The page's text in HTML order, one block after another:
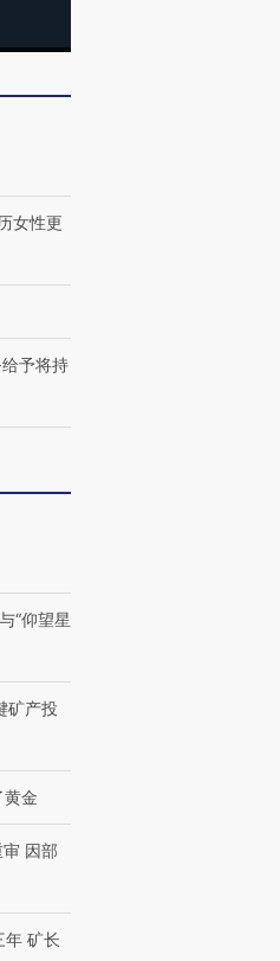
女性更
予将持
“仰望星
矿产投
黄金
因部
年 矿长